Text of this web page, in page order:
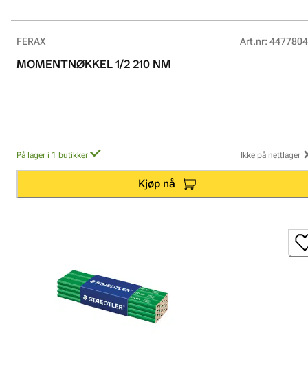
FERAX Art.nr:
MOMENTNØKKEL 1/2 210 NM
På lager i 1 butikker Ikke på nettlager
Kjøp nå